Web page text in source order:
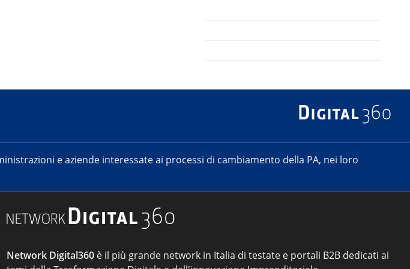
e aziende interessate ai processi di cambiamento della PA, nei loro
Network Digital360 è il più grande network in Italia di testate e portali B2B dedicati ai